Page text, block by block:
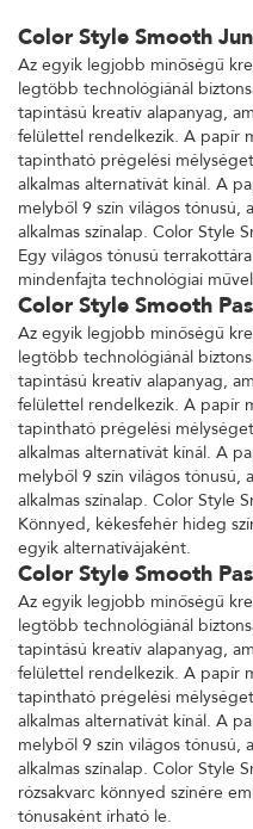
Color Style Smooth
Az egyik legjobb minőségű
legtöbb technológiánál
tapintású kreatív alapanyag,
felülettel rendelkezik. A papír
tapintható prégelési
alkalmas alternatívát kínál. A
melyből 9 szín világos tónusú,
alkalmas színalap. Color Style
Egy világos tónusú
mindenfajta technológiai
Color Style Smooth
Az egyik legjobb minőségű
legtöbb technológiánál
tapintású kreatív alapanyag,
felülettel rendelkezik. A papír
tapintható prégelési
alkalmas alternatívát kínál. A
melyből 9 szín világos tónusú,
alkalmas színalap. Color Style
Könnyed, kékesfehér hideg
egyik alternatívájaként.
Color Style Smooth
Az egyik legjobb minőségű
legtöbb technológiánál
tapintású kreatív alapanyag,
felülettel rendelkezik. A papír
tapintható prégelési
alkalmas alternatívát kínál. A
melyből 9 szín világos tónusú,
alkalmas színalap. Color Style
rózsakvarc könnyed színére
tónusaként írható le.